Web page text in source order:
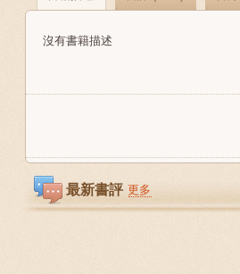
沒有書籍描述
最新書評 更多